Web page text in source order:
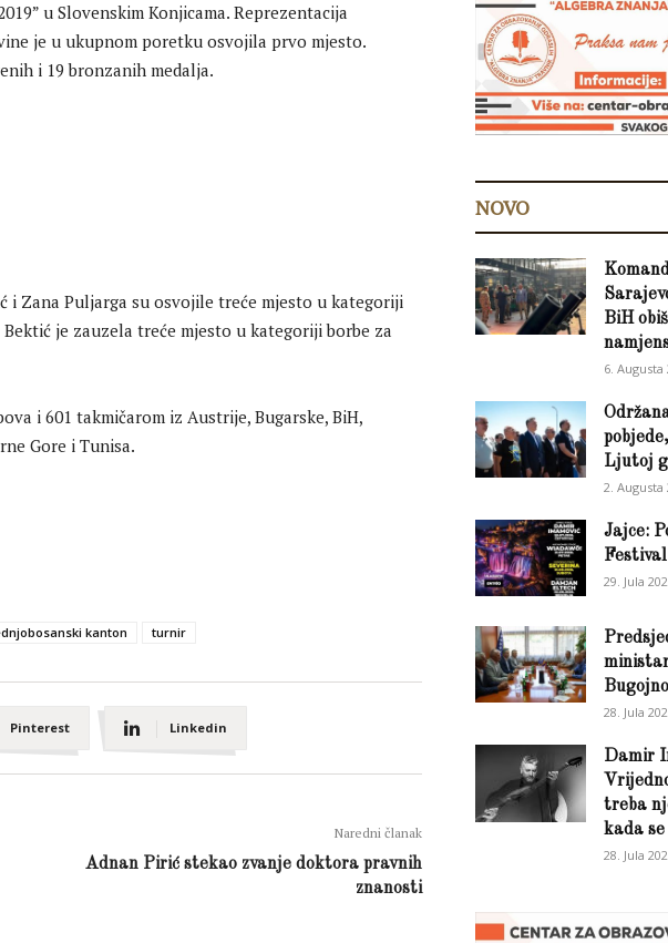
u Slovenskim Konjicama. Reprezentacija
je u ukupnom poretku osvojila prvo mjesto.
i 19 bronzanih medalja.
i Zana Puljarga su osvojile treće mjesto u kategoriji
je zauzela treće mjesto u kategoriji borbe za
i 601 takmičarom iz Austrije, Bugarske, BiH,
Gore i Tunisa.
kanton turnir
Pinterest Linkedin
Naredni članak
Adnan Pirić stekao zvanje doktora pravnih
znanosti
NOVO
BiH
6. Augusta
Ljutoj
2. Augusta
Jajce:
Festival
29. Jula
28. Jula
Damir
treba
kada
28. Jula